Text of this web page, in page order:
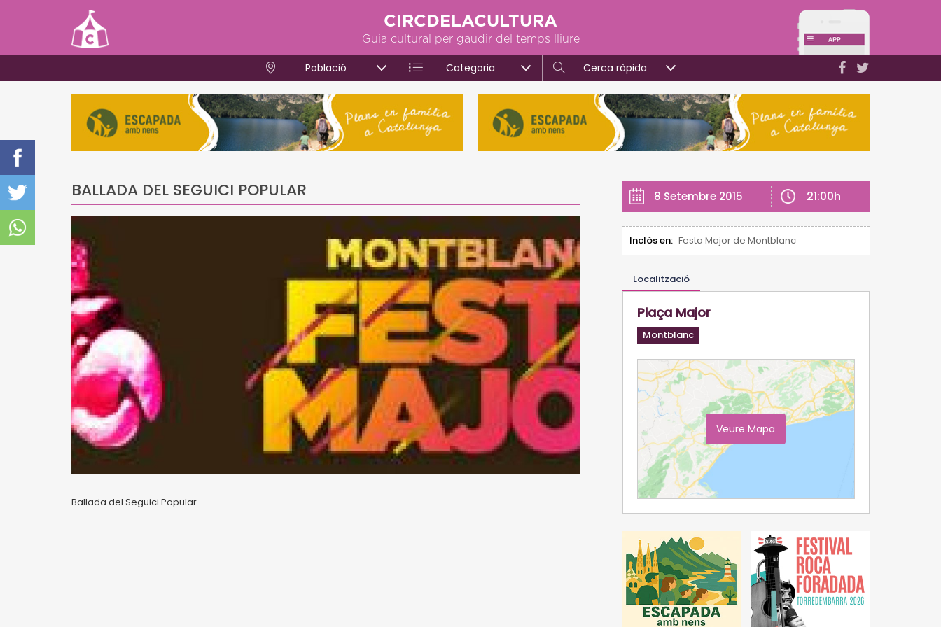
CIRCDELACULTURA
Guia cultural per gaudir del temps lliure
Població Categoria Cerca ràpida
BALLADA DEL SEGUICI POPULAR
Ballada del Seguici Popular
8 Setembre 2015 21:00h
Inclòs en: Festa Major de Montblanc
Localització
Plaça Major
Montblanc
Veure Mapa